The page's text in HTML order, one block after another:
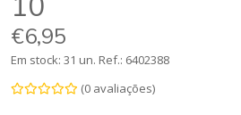
€6,95
Em stock: 31 un. Ref.: 6402388
(0 avaliações)